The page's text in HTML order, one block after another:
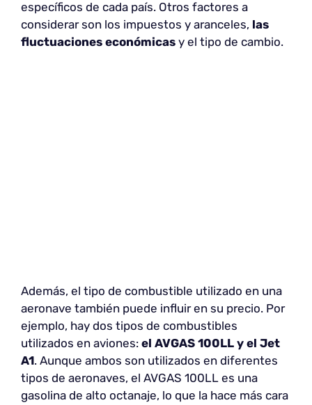
específicos de cada país. Otros factores a
considerar son los impuestos y aranceles, las
fluctuaciones económicas y el tipo de cambio.
Además, el tipo de combustible utilizado en una
aeronave también puede influir en su precio. Por
ejemplo, hay dos tipos de combustibles
utilizados en aviones: el AVGAS 100LL y el Jet
A1. Aunque ambos son utilizados en diferentes
tipos de aeronaves, el AVGAS 100LL es una
gasolina de alto octanaje, lo que la hace más cara